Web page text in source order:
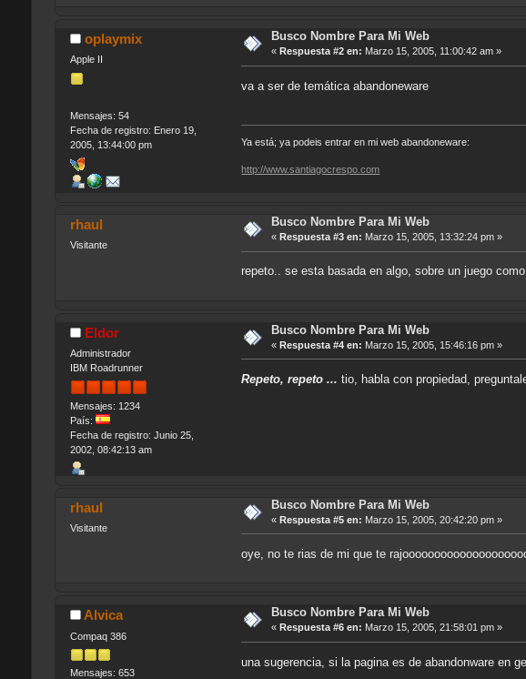
oplaymix
Apple II
Mensajes: 54
Fecha de registro: Enero 19,
2005, 13:44:00 pm
Busco Nombre Para Mi Web
« Respuesta #2 en: Marzo 15, 2005, 11:00:42 am »
va a ser de temática abandoneware
Ya está; ya podeis entrar en mi web abandoneware:
http://www.santiagocrespo.com
rhaul
Visitante
Busco Nombre Para Mi Web
« Respuesta #3 en: Marzo 15, 2005, 13:32:24 pm »
repeto.. se esta basada en algo, sobre un juego
Eldor
Administrador
IBM Roadrunner
Mensajes: 1234
País:
Fecha de registro: Junio 25,
2002, 08:42:13 am
Busco Nombre Para Mi Web
« Respuesta #4 en: Marzo 15, 2005, 15:46:16 pm »
Repeto, repeto ... tio, habla con propiedad,
rhaul
Visitante
Busco Nombre Para Mi Web
« Respuesta #5 en: Marzo 15, 2005, 20:42:20 pm »
oye, no te rias de mi que te
Alvica
Compaq 386
Mensajes: 653
Busco Nombre Para Mi Web
« Respuesta #6 en: Marzo 15, 2005, 21:58:01 pm »
una sugerencia, si la pagina es de abandonware en